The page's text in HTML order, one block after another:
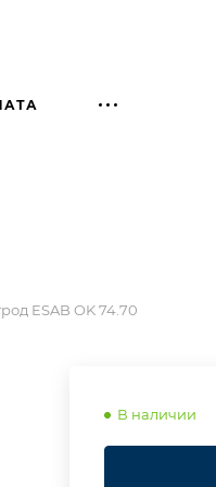
ESAB OK 74.70
В наличии